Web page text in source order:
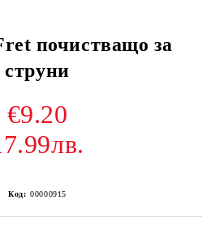
почистващо за
струни
€9.20
Код: 00000915